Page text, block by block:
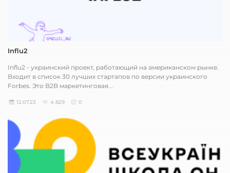
Influ2
Influ2 - украинский проект, работающий на американском рынке.
Входит в список 30 лучших стартапов по версии украинского
Forbes. Это B2B маркетинговая...
12.07.23 4 829 0